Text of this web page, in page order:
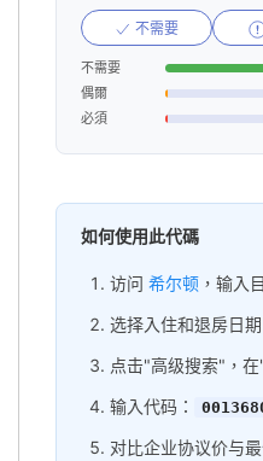
不需要
不需要
偶爾
必須
如何使用此代碼
访问 希尔顿 ，输入
选择入住和退房日期
点击"高级搜索"，
输入代码：
对比企业协议价与